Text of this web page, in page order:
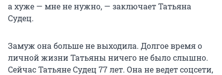
а хуже — мне не нужно, — заключает Татьяна
Судец.
Замуж она больше не выходила. Долгое время о
личной жизни Татьяны ничего не было слышно.
Сейчас Татьяне Судец 77 лет. Она не ведет соцсети,